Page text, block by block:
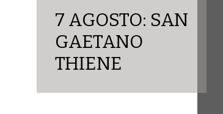
7 AGOSTO: SAN
GAETANO
THIENE